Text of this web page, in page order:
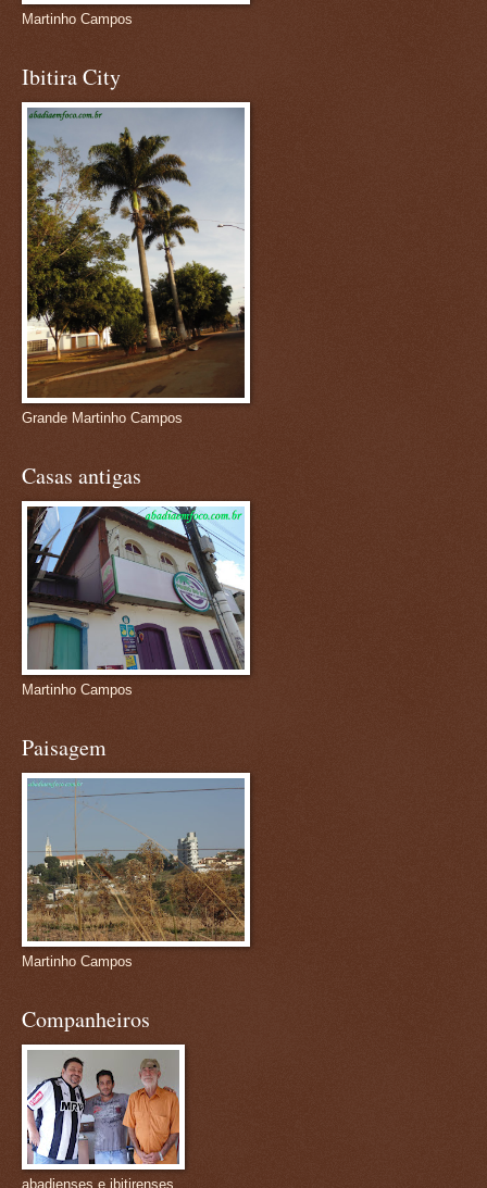
Martinho Campos
Ibitira City
Grande Martinho Campos
Casas antigas
Martinho Campos
Paisagem
Martinho Campos
Companheiros
abadienses e ibitirenses